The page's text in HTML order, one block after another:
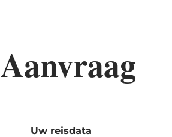
Aanvraag
Uw reisdata